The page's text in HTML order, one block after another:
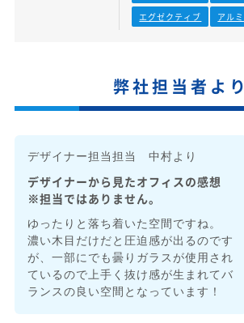
エグゼクティブ
アルミ
弊社担当者より
デザイナー担当担当 中村より
デザイナーから見たオフィスの感想
※担当ではありません。
ゆったりと落ち着いた空間ですね。
濃い木目だけだと圧迫感が出るのです
が、一部にでも曇りガラスが使用され
ているので上手く抜け感が生まれてバ
ランスの良い空間となっています！